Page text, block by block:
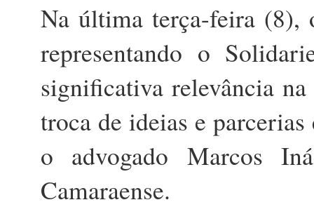
Na última terça-feira (8),
representando o
significativa relevância
troca de ideias e
o advogado Marcos
Camaraense.